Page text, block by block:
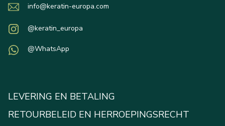
info@keratin-europa.com
@keratin_europa
@WhatsApp
LEVERING EN BETALING
RETOURBELEID EN HERROEPINGSRECHT